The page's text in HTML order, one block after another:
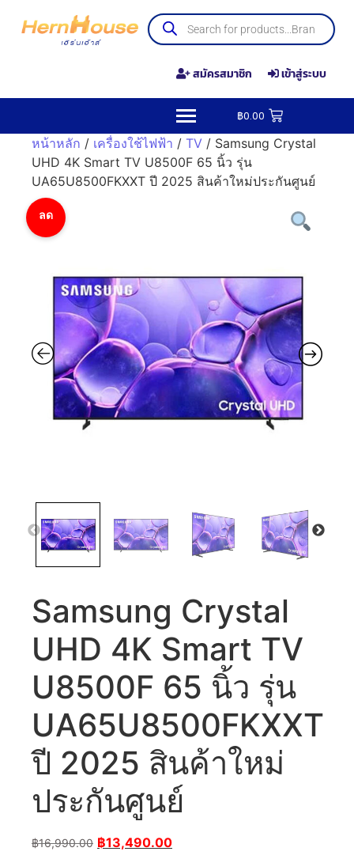
สมัครสมาชิก เข้าสู่ระบบ
฿0.00
หน้าหลัก / เครื่องใช้ไฟฟ้า / TV / Samsung Crystal
UHD 4K Smart TV U8500F 65 นิ้ว รุ่น
UA65U8500FKXXT ปี 2025 สินค้าใหม่ประกันศูนย์
ลด
Samsung Crystal
UHD 4K Smart TV
U8500F 65 นิ้ว รุ่น
UA65U8500FKXXT
ปี 2025 สินค้าใหม่
ประกันศูนย์
฿16,990.00 ฿13,490.00